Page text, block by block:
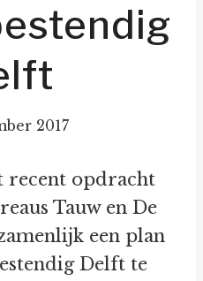
2017
recent opdracht
Tauw en De
een plan
Delft te